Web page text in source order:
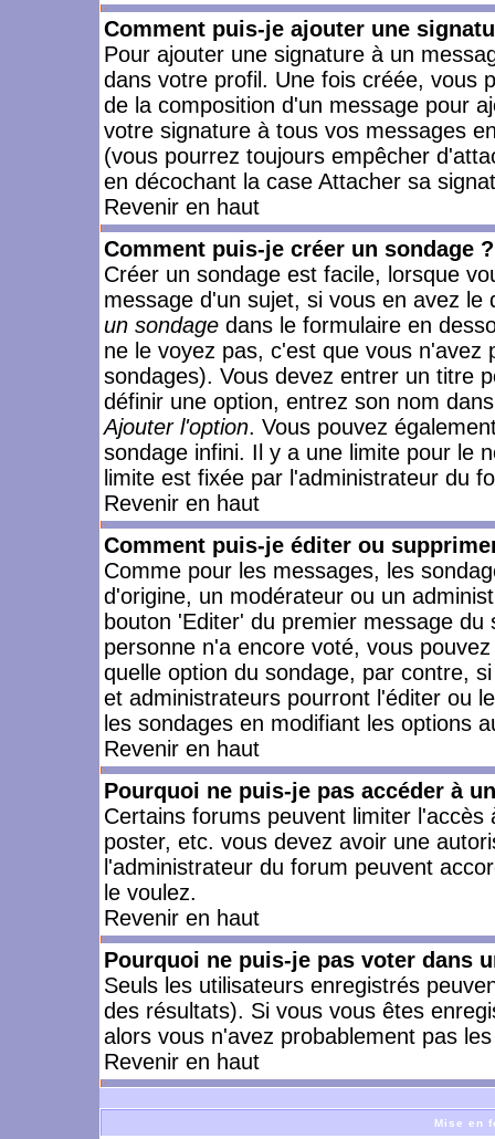
Comment puis-je ajouter une
Pour ajouter une signature à un
dans votre profil. Une fois créée, vous
de la composition d'un message pour
votre signature à tous vos messages
(vous pourrez toujours empêcher
en décochant la case Attacher sa
Revenir en haut
Comment puis-je créer un sondage ?
Créer un sondage est facile, lorsque
message d'un sujet, si vous en avez
un sondage dans le formulaire en
ne le voyez pas, c'est que vous
sondages). Vous devez entrer un titre
définir une option, entrez son nom
Ajouter l'option. Vous pouvez
sondage infini. Il y a une limite pour le
limite est fixée par l'administrateur du
Revenir en haut
Comment puis-je éditer ou
Comme pour les messages, les
d'origine, un modérateur ou un
bouton 'Editer' du premier message
personne n'a encore voté, vous
quelle option du sondage, par contre,
et administrateurs pourront l'éditer ou
les sondages en modifiant les options
Revenir en haut
Pourquoi ne puis-je pas accéder à
Certains forums peuvent limiter
poster, etc. vous devez avoir une
l'administrateur du forum peuvent
le voulez.
Revenir en haut
Pourquoi ne puis-je pas voter dans
Seuls les utilisateurs enregistrés
des résultats). Si vous vous êtes
alors vous n'avez probablement pas
Revenir en haut
Mise en